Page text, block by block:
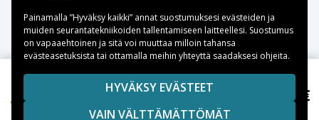
9,99 €
Toimitusvaihtoehdot
Copyright © 2026, Spares Nordic AB
SIVULLA MAINITUT TAVARAMERKIT OVAT OMISTAJIENSA
OMAISUUTTA.
Painamalla ”Hyväksy kaikki” annat suostumuksesi evästeiden ja
muiden seurantatekniikoiden tallentamiseen laitteellesi. Suostumus
on vapaaehtoinen ja sitä voi muuttaa milloin tahansa
evästeasetuksista tai ottamalla meihin yhteyttä saadaksesi ohjeita.
HYVÄKSY EVÄSTEET
VAIN VÄLTTÄMÄTTÖMÄT